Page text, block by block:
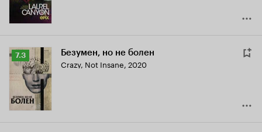
Рейтинг
Кинопоиска
7.3
7.3 Безумен, но не болен
Crazy, Not Insane, 2020